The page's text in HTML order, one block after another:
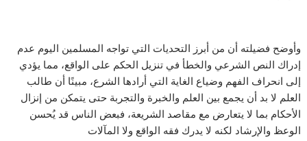
وأوضح فضيلته أن من أبرز التحديات التي تواجه المسلمين اليوم عدم
إدراك النص الشرعي والخطأ في تنزيل الحكم على الواقع، مما يؤدي
إلى انحراف الفهم وضياع الغاية التي أرادها الشرع، مبينًا أن طالب
العلم لا بد أن يجمع بين العلم والخبرة والتجربة حتى يتمكن من إنزال
الأحكام بما لا يتعارض مع مقاصد الشريعة، فبعض الناس قد يُحسن
الوعظ والإرشاد لكنه لا يدرك فقه الواقع ولا المآلات